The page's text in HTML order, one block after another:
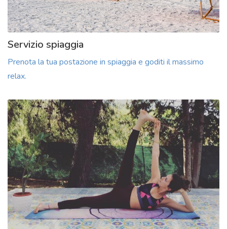
Servizio spiaggia
Prenota la tua postazione in spiaggia e goditi il massimo
relax.